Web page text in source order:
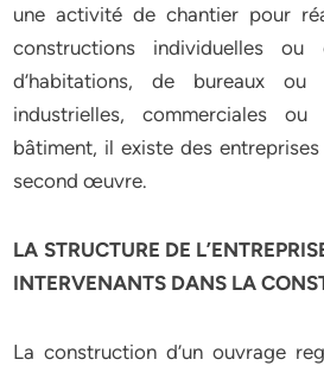
une activité de chantier pour
constructions individuelles
d’habitations, de bureaux
industrielles, commerciales
bâtiment, il existe des
second œuvre.
LA STRUCTURE DE
INTERVENANTS DANS LA
La construction d’un ouvrage